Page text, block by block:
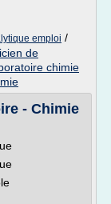
emploi /
de
chimie
- Chimie